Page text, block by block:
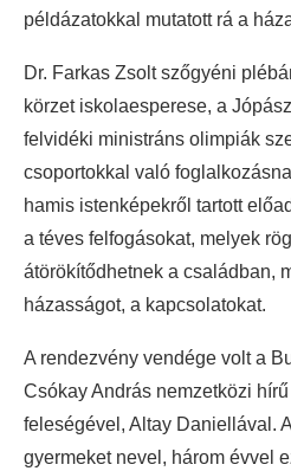
példázatokkal mutatott rá a
Dr. Farkas Zsolt szőgyéni
körzet iskolaesperese, a
felvidéki ministráns olimpiák
csoportokkal való
hamis istenképekről tartott
a téves felfogásokat, melyek
átörökítődhetnek a családban,
házasságot, a kapcsolatokat.
A rendezvény vendége volt a
Csókay András nemzetközi
feleségével, Altay Daniellával.
gyermeket nevel, három évvel